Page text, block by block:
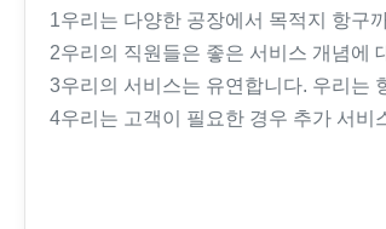
1우리는 다양한 공장에서 목적지 항구
2우리의 직원들은 좋은 서비스 개념에
3우리의 서비스는 유연합니다. 우리는
4우리는 고객이 필요한 경우 추가 서비